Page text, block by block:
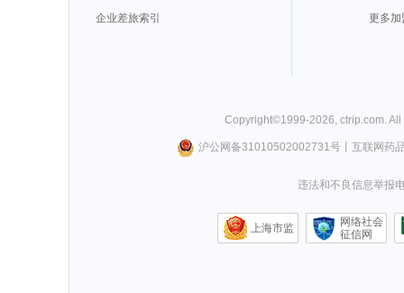
企业差旅索引
更多加
Copyright©1999-2026 ctrip.com .
沪公网备31010502002731号丨 互联网药
违法和不良信息举报
上海市监
网络社会
征信网